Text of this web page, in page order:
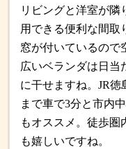
リビングと洋室が隣
用できる便利な間取
窓が付いているので
広いベランダは日当
に干せますね。JR
まで車で3分と市内
もオススメ。徒歩圏
も嬉しいですね。